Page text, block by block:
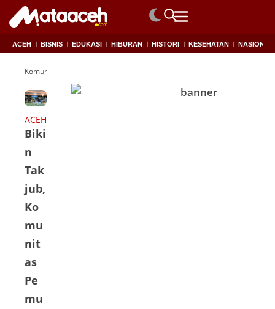
ACEH BISNIS EDUKASI HIBURAN HISTORI KESEHATAN NASIONAL
Komunitas Siap Membangun
ACEH
Biki
n
Tak
jub,
Ko
mu
nit
as
Pe
mu